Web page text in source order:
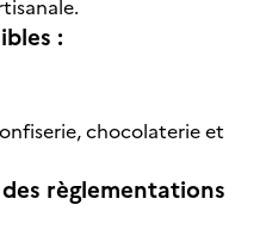
:
chocolaterie et
règlementations